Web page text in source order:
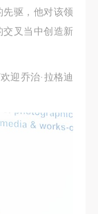
驱，他对该领
交叉当中创造新
迎乔治·拉格迪
术馆活动秩
艺术作品及
成美术馆场
度的损失、
应的法律条
应的法律责
作人员及活
术馆活动秩
艺术作品及
成美术馆场
度的损失、
应的法律条
应的法律责
作人员及活
术馆活动秩
艺术作品及
成美术馆场
度的损失、
应的法律条
应的法律责
作人员及活